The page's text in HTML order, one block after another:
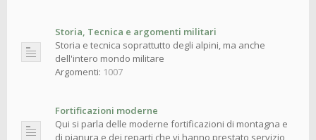
Storia, Tecnica e argomenti militari
Storia e tecnica soprattutto degli alpini, ma anche
dell'intero mondo militare
Argomenti: 1007
Fortificazioni moderne
Qui si parla delle moderne fortificazioni di montagna e
di pianura e dei reparti che vi hanno prestato servizio